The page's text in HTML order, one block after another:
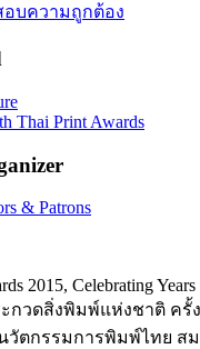
อบความถูกต้อง
Thai Print Awards
& Patrons
2015, Celebrating
ะกวดสิ่งพิมพ์แห่งชาติ ครั้
วัตกรรมการพิมพ์ไทย ส